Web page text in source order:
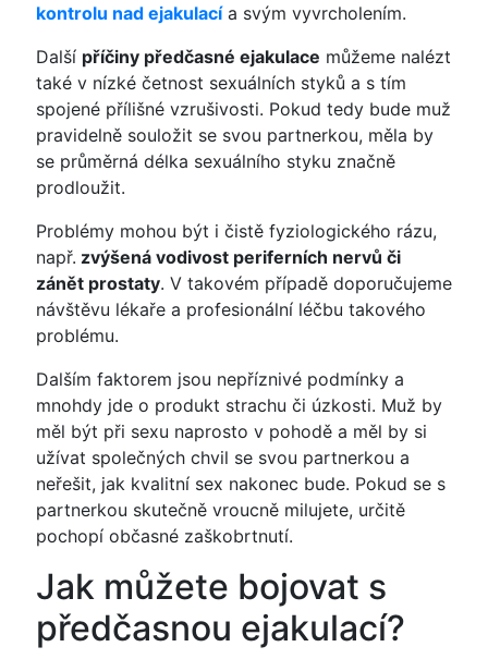
kontrolu nad ejakulacía svým vyvrcholením.
Další příčiny předčasné ejakulace můžeme nalézt
také v nízké četnost sexuálních styků a s tím
spojené přílišné vzrušivosti. Pokud tedy bude muž
pravidelně souložit se svou partnerkou, měla by
se průměrná délka sexuálního styku značně
prodloužit.
Problémy mohou být i čistě fyziologického rázu,
např. zvýšená vodivost periferních nervů či
zánět prostaty. V takovém případě doporučujeme
návštěvu lékaře a profesionální léčbu takového
problému.
Dalším faktorem jsou nepříznivé podmínky a
mnohdy jde o produkt strachu či úzkosti. Muž by
měl být při sexu naprosto v pohodě a měl by si
užívat společných chvil se svou partnerkou a
neřešit, jak kvalitní sex nakonec bude. Pokud se s
partnerkou skutečně vroucně milujete, určitě
pochopí občasné zaškobrtnutí.
Jak můžete bojovat s
předčasnou ejakulací?